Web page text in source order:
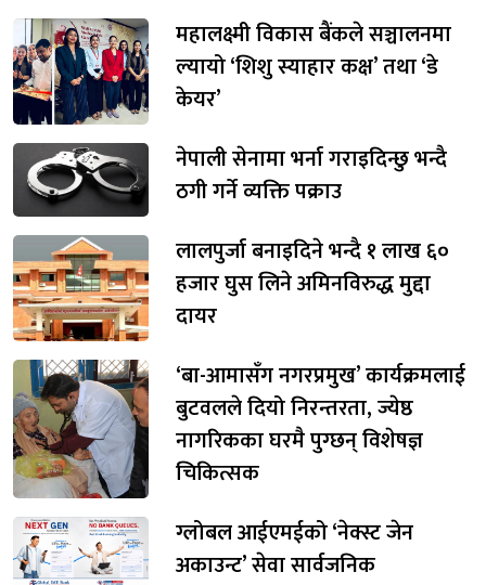
महालक्ष्मी विकास बैंकले सञ्चालनमा
ल्यायो ‘शिशु स्याहार कक्ष’ तथा ‘डे
केयर’
नेपाली सेनामा भर्ना गराइदिन्छु भन्दै
ठगी गर्ने व्यक्ति पक्राउ
लालपुर्जा बनाइदिने भन्दै १ लाख ६०
हजार घुस लिने अमिनविरुद्ध मुद्दा
दायर
‘बा-आमासँग नगरप्रमुख’ कार्यक्रमलाई
बुटवलले दियो निरन्तरता, ज्येष्ठ
नागरिकका घरमै पुग्छन् विशेषज्ञ
चिकित्सक
ग्लोबल आईएमईको ‘नेक्स्ट जेन
अकाउन्ट’ सेवा सार्वजनिक